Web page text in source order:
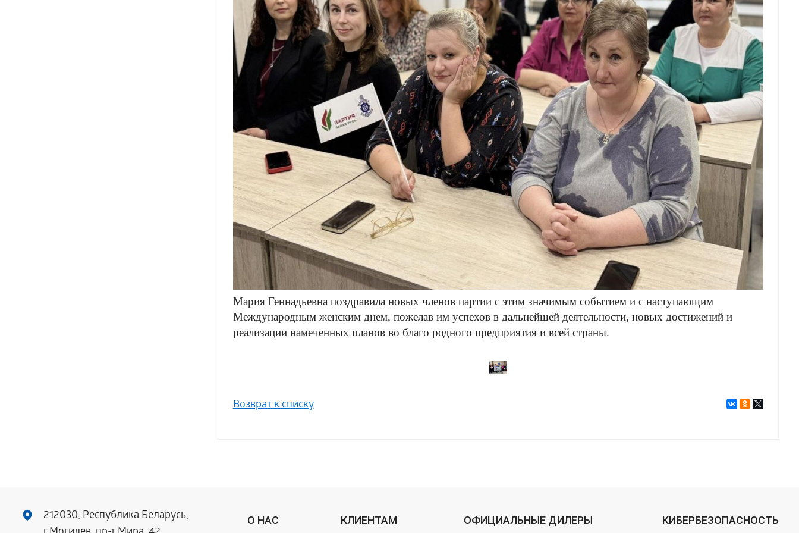
Мария Геннадьевна поздравила новых членов партии с этим значимым событием и с наступающим
Международным женским днем, пожелав им успехов в дальнейшей деятельности, новых достижений и
реализации намеченных планов во благо родного предприятия и всей страны.
Возврат к списку
212030, Республика Беларусь,
О НАС КЛИЕНТАМ ОФИЦИАЛЬНЫЕ ДИЛЕРЫ КИБЕРБЕЗОПАСНОСТЬ